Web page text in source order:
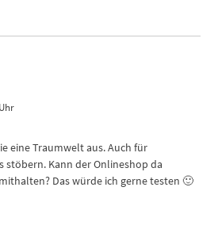
eine Traumwelt aus. Auch für
stöbern. Kann der Onlineshop da
Das würde ich gerne testen 🙂